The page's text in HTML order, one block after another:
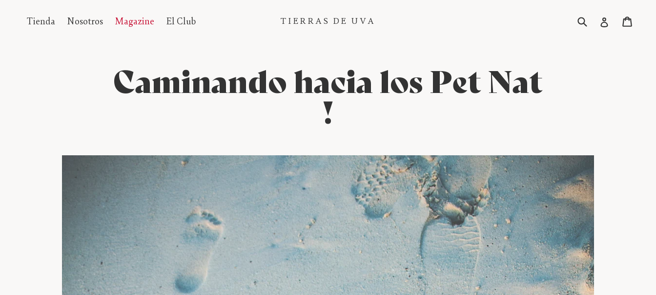
directamente
Tienda Nosotros Magazine El Club TIERRAS DE UVA Buscar Ingresar
Caminando hacia los Pet Nat
!